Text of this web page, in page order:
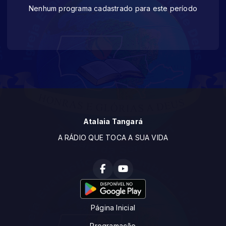
Nenhum programa cadastrado para este período
Atalaia Tangará
A RÁDIO QUE TOCA A SUA VIDA
Página Inicial